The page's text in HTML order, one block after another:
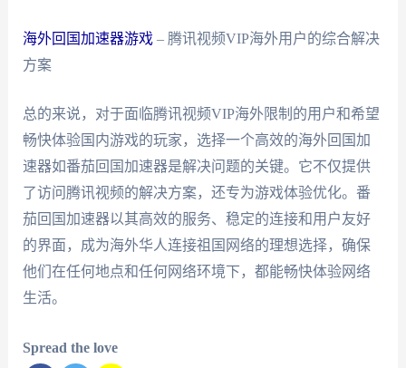
海外回国加速器游戏– 腾讯视频VIP海外用户的综合解决
方案
总的来说，对于面临腾讯视频VIP海外限制的用户和希望
畅快体验国内游戏的玩家，选择一个高效的海外回国加
速器如番茄回国加速器是解决问题的关键。它不仅提供
了访问腾讯视频的解决方案，还专为游戏体验优化。番
茄回国加速器以其高效的服务、稳定的连接和用户友好
的界面，成为海外华人连接祖国网络的理想选择，确保
他们在任何地点和任何网络环境下，都能畅快体验网络
生活。
Spread the love